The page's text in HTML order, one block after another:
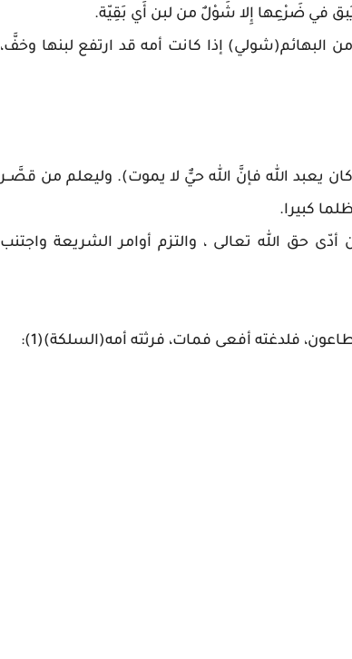
في ضَرْعِها إِلا شَوْلٌ من لبن أَي بَقِيّة.
البهائم(شولي) إذا كانت أمه قد ارتفع لبنها وخفَّ،
الله فإنَّ الله حيٌّ لا يموت). وليعلم من قصَّــر
كبيرا.
أدّى حق الله تعالى ، والتزم أوامر الشريعة واجتنب
فلدغته أفعى فمات، فرثته أمه(السلكة)(1):